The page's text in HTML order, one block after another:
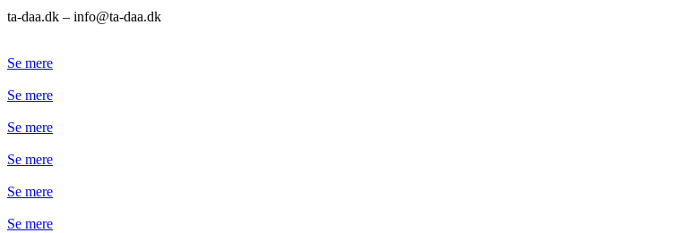
ta-daa.dk – info@ta-daa.dk
Se mere
Se mere
Se mere
Se mere
Se mere
Se mere